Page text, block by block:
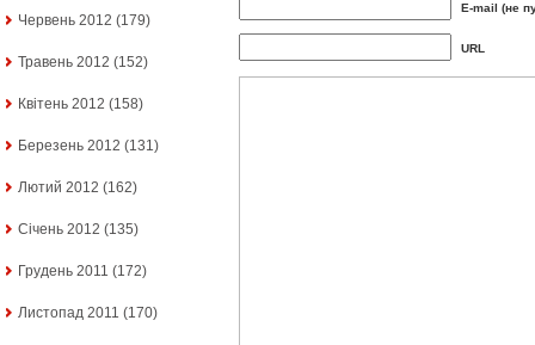
Червень 2012 (179)
Травень 2012 (152)
Квітень 2012 (158)
Березень 2012 (131)
Лютий 2012 (162)
Січень 2012 (135)
Грудень 2011 (172)
Листопад 2011 (170)
E-mail (не
URL